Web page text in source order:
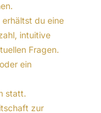
erhältst du eine
intuitive
Fragen.
ein
statt.
zur